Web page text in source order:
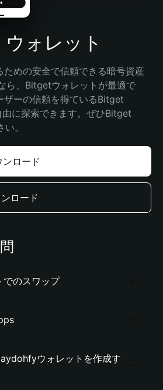
ォレット
めの安全で信頼できる暗号資産
ら、Bitgetウォレットが最適で
ーの信頼を得ているBitget
に探索できます。ぜひBitget
。
ロード
ロード
でのスワップ
ウォレットを作成す